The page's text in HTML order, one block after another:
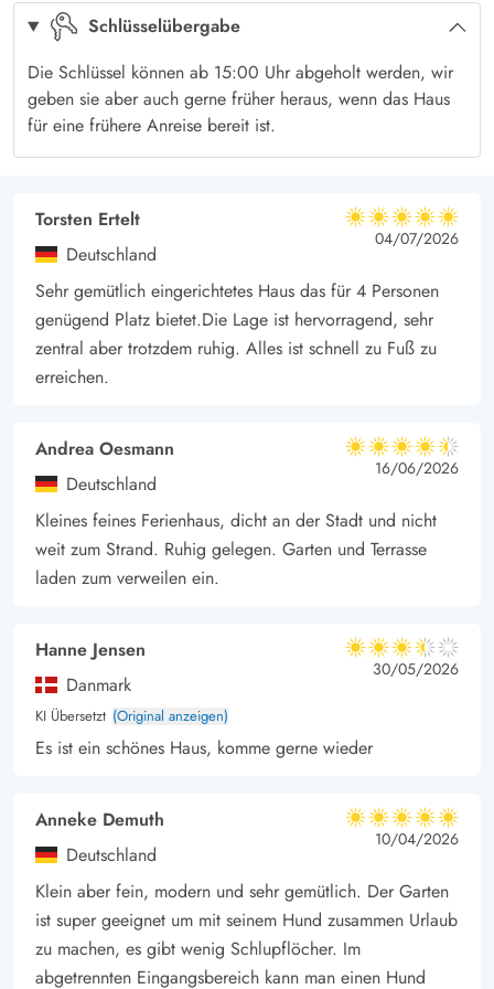
Der herrliche, feinsandige und kinderfreundliche Badestrand
Blåvands liegt nur einen Katzensprung entfernt. Die
faszinierende Nordsee bietet Unterhaltung und Erholung für
Gross und Klein. Sie präsentiert sich jeden Tag aufs neue in
ihrer ganzen Pracht. Mal rauh und wild, mal grau und von
glatt wie ein Spiegel.
Viele Ferienhäuser in Blåvand
liegen nah zum Centrum, das
bietet. Blåvands Ortskern erreicht ihr nach nur 200 Metern.
Hier könnt ihr das ganze Jahr über shoppen und bummeln. Die
örtliche Bonbonfabrik ist auf jeden Fall einen Besuch wert.
Schlüsselübergabe
Die Schlüssel können ab 15:00 Uhr abgeholt werden, wir
geben sie aber auch gerne früher heraus, wenn das Haus
für eine frühere Anreise bereit ist.
Torsten Ertelt
Deutschland
5 von 5
5 von 5
5 out of 5
04/07/2026
Sehr gemütlich eingerichtetes Haus das für 4 Personen
genügend Platz bietet.Die Lage ist hervorragend, sehr
zentral aber trotzdem ruhig. Alles ist schnell zu Fuß zu
erreichen.
Andrea Oesmann
Deutschland
4.5 von 5
4.5 von 5
4.5 out of 5
16/06/2026
Kleines feines Ferienhaus, dicht an der Stadt und nicht
weit zum Strand. Ruhig gelegen. Garten und Terrasse
laden zum verweilen ein.
Hanne Jensen
Danmark
KI Übersetzt (Original anzeigen)
3.5 von 5
3.5 von 5
3.5 out of 5
30/05/2026
Es ist ein schönes Haus, komme gerne wieder
Anneke Demuth
Deutschland
5 von 5
5 von 5
5 out of 5
10/04/2026
Klein aber fein, modern und sehr gemütlich. Der Garten
ist super geeignet um mit seinem Hund zusammen Urlaub
zu machen, es gibt wenig Schlupflöcher. Im
abgetrennten Eingangsbereich kann man einen Hund